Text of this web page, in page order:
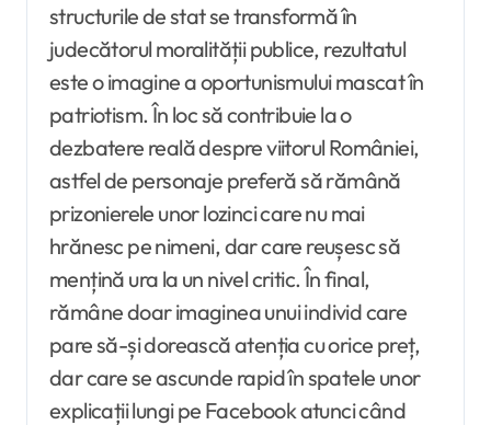
structurile de stat se transformă în
judecătorul moralității publice, rezultatul
este o imagine a oportunismului mascat în
patriotism. În loc să contribuie la o
dezbatere reală despre viitorul României,
astfel de personaje preferă să rămână
prizonierele unor lozinci care nu mai
hrănesc pe nimeni, dar care reușesc să
mențină ura la un nivel critic. În final,
rămâne doar imaginea unui individ care
pare să-și dorească atenția cu orice preț,
dar care se ascunde rapid în spatele unor
explicații lungi pe Facebook atunci când